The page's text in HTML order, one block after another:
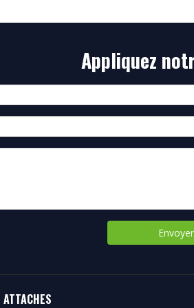
Appliquez
ATTACHES